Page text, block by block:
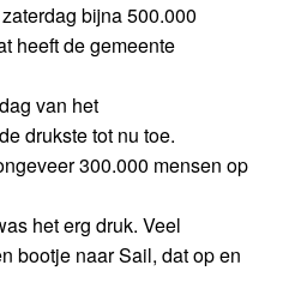
bijna 500.000
heeft de gemeente
van het
drukste tot nu toe.
300.000 mensen op
het erg druk. Veel
bootje naar Sail, dat op en